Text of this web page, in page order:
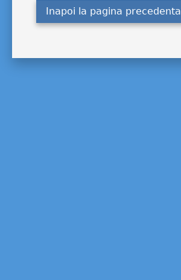
Inapoi la pagina precedenta